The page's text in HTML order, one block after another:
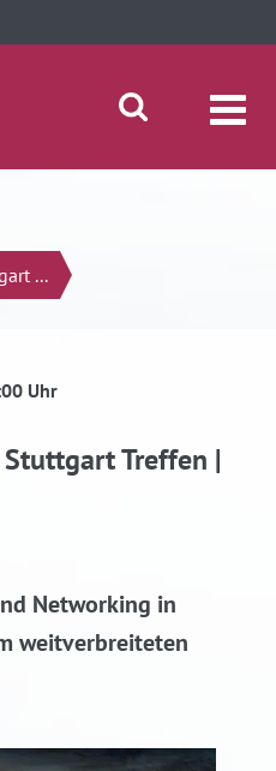
Suche öffnen/schließen
...
Uhr
Treffen |
Networking in
weitverbreiteten